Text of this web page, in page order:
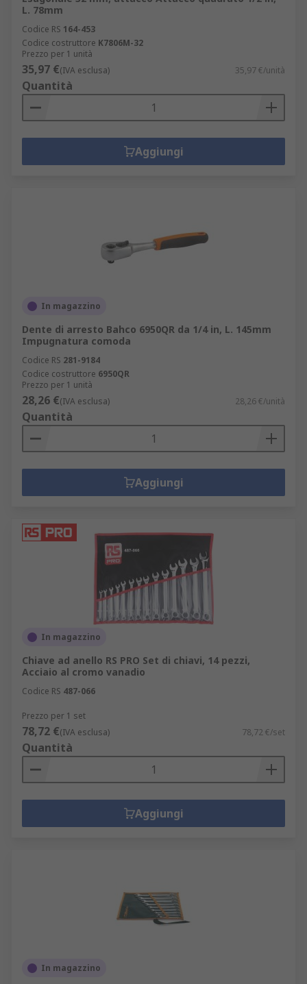
L. 78mm
Codice RS 164-453
Codice costruttore K7806M-32
Prezzo per 1 unità
35,97 €(IVA esclusa) 35,97 €/unità
Quantità
Aggiungi
In magazzino
Dente di arresto Bahco 6950QR da 1/4 in, L. 145mm
Impugnatura comoda
Codice RS 281-9184
Codice costruttore 6950QR
Prezzo per 1 unità
28,26 €(IVA esclusa) 28,26 €/unità
Quantità
Aggiungi
In magazzino
Chiave ad anello RS PRO Set di chiavi, 14 pezzi,
Acciaio al cromo vanadio
Codice RS 487-066
Prezzo per 1 set
78,72 €(IVA esclusa) 78,72 €/set
Quantità
Aggiungi
In magazzino